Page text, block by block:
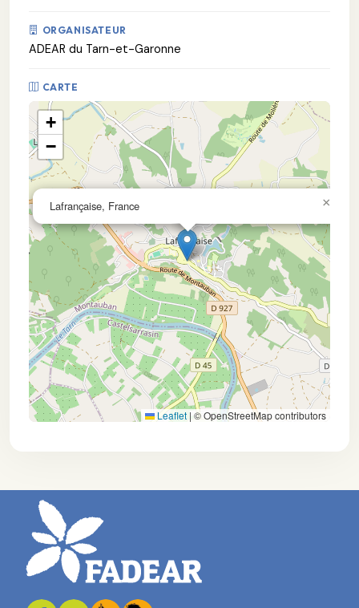
ORGANISATEUR
ADEAR du Tarn-et-Garonne
CARTE
Lafrançaise, France ×
+
−
Leaflet | © OpenStreetMap contributors